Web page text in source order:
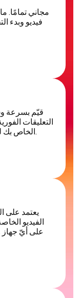
فيديو وبدء
قيّم بسرعة
التعليقات
الأصول في Brand Kit الخاص بك للوصول السهل.
الفيديو
على أيّ